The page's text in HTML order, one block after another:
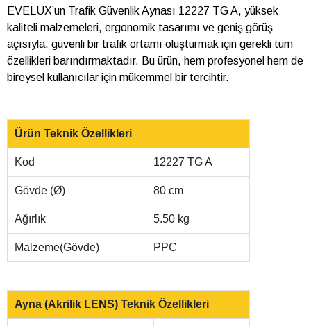
EVELUX’un Trafik Güvenlik Aynası 12227 TG A, yüksek
kaliteli malzemeleri, ergonomik tasarımı ve geniş görüş
açısıyla, güvenli bir trafik ortamı oluşturmak için gerekli tüm
özellikleri barındırmaktadır. Bu ürün, hem profesyonel hem de
bireysel kullanıcılar için mükemmel bir tercihtir.
Ürün Teknik Özellikleri
Kod 12227 TG A
Gövde (Ø) 80 cm
Ağırlık 5.50 kg
Malzeme(Gövde) PPC
Ayna (Akrilik LENS) Teknik Özellikleri